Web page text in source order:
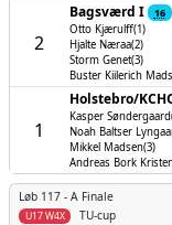
2
Bagsværd I
16
Otto Kjærulff(1)
Hjalte Næraa(2)
Storm Genet(3)
Buster Kiilerich
1
Holstebro/­
Kasper
Noah Baltser
Mikkel Madsen(3)
Andreas Bork
Løb 117 - A Finale
TU-cup
U17 W4X